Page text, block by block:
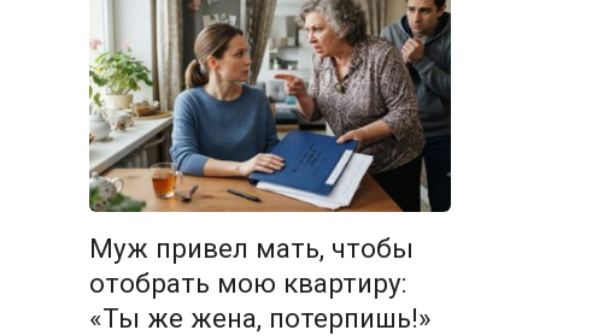
Муж привел мать, чтобы
отобрать мою квартиру:
«Ты же жена, потерпишь!»